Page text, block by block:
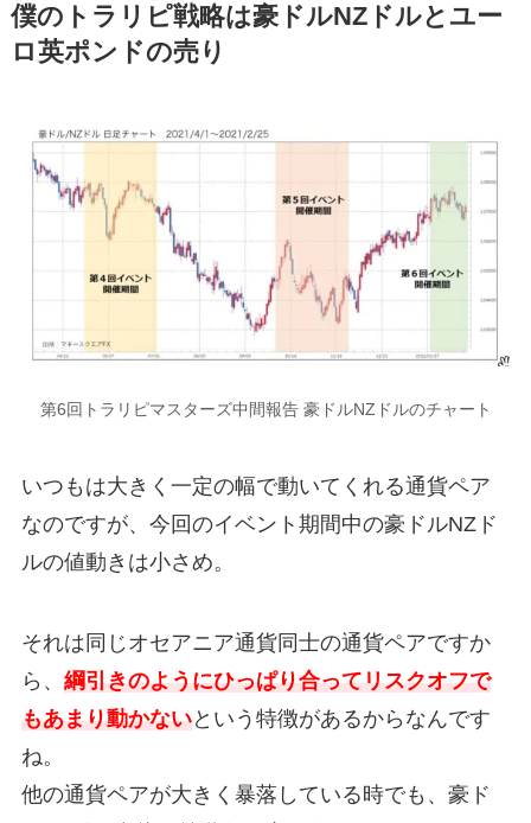
僕のトラリピ戦略は豪ドルNZドルとユー
ロ英ポンドの売り
第6回トラリピマスターズ中間報告 豪ドルNZドルのチャート
いつもは大きく一定の幅で動いてくれる通貨ペア
なのですが、今回のイベント期間中の豪ドルNZド
ルの値動きは小さめ。
それは同じオセアニア通貨同士の通貨ペアですか
ら、 綱引きのようにひっぱり合ってリスクオフで
もあまり動かないという特徴があるからなんです
ね。
他の通貨ペアが大きく暴落している時でも、豪ド